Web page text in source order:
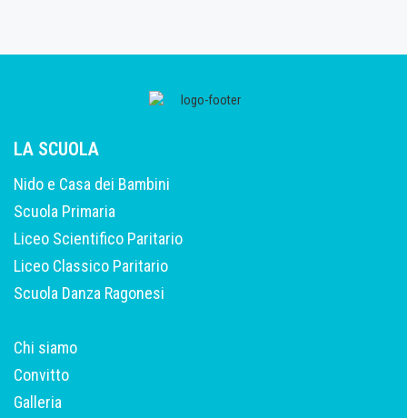
LA SCUOLA
Nido e Casa dei Bambini
Scuola Primaria
Liceo Scientifico Paritario
Liceo Classico Paritario
Scuola Danza Ragonesi
Chi siamo
Convitto
Galleria